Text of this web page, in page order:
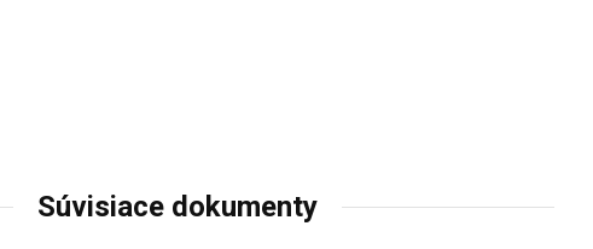
Súvisiace dokumenty